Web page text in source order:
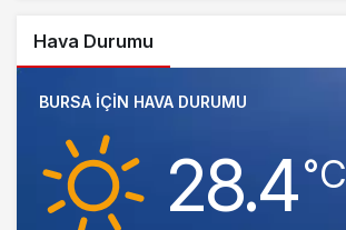
Hava Durumu
BURSA IÇIN HAVA DURUMU
28.4‎°C